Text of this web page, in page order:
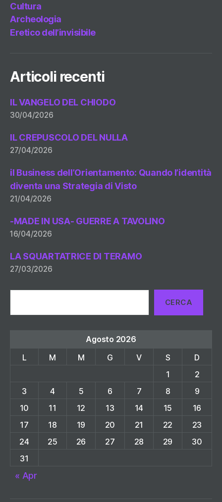
Cultura
Archeologia
Eretico dell’invisibile
Articoli recenti
IL VANGELO DEL CHIODO
30/04/2026
IL CREPUSCOLO DEL NULLA
27/04/2026
il Business dell’Orientamento: Quando l’identità
diventa una Strategia di Visto
21/04/2026
-MADE IN USA- GUERRE A TAVOLINO
16/04/2026
LA SQUARTATRICE DI TERAMO
27/03/2026
CERCA
Agosto 2026
L
M M G V S
D
1
2
3
4 5 6 7 8
9
10
11 12 13 14 15
16
17
18 19 20 21 22
23
24
25 26 27 28 29
30
31
« Apr